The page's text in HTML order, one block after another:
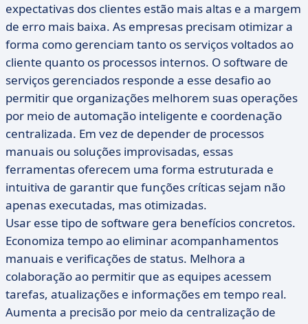
expectativas dos clientes estão mais altas e a margem
de erro mais baixa. As empresas precisam otimizar a
forma como gerenciam tanto os serviços voltados ao
cliente quanto os processos internos. O software de
serviços gerenciados responde a esse desafio ao
permitir que organizações melhorem suas operações
por meio de automação inteligente e coordenação
centralizada. Em vez de depender de processos
manuais ou soluções improvisadas, essas
ferramentas oferecem uma forma estruturada e
intuitiva de garantir que funções críticas sejam não
apenas executadas, mas otimizadas.
Usar esse tipo de software gera benefícios concretos.
Economiza tempo ao eliminar acompanhamentos
manuais e verificações de status. Melhora a
colaboração ao permitir que as equipes acessem
tarefas, atualizações e informações em tempo real.
Aumenta a precisão por meio da centralização de